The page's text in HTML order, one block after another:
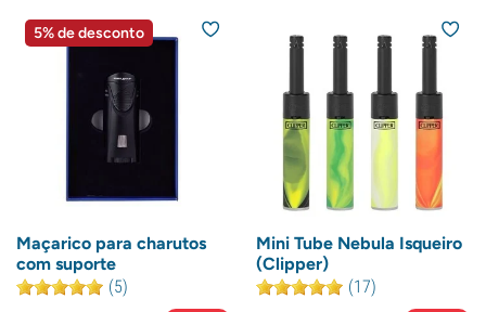
5% de desconto
Maçarico para charutos
com suporte
(5)
Mini Tube Nebula Isqueiro
(Clipper)
(17)